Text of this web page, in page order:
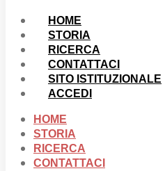
HOME
STORIA
RICERCA
CONTATTACI
SITO ISTITUZIONALE
ACCEDI
HOME
STORIA
RICERCA
CONTATTACI